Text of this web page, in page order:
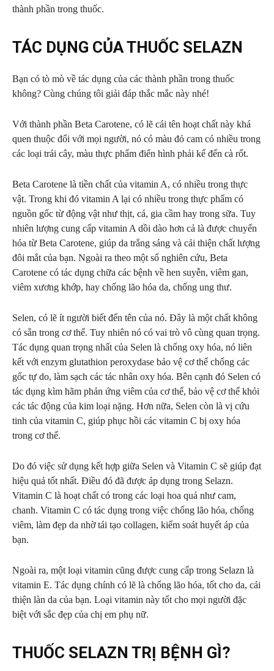
thành phần trong thuốc.
TÁC DỤNG CỦA THUỐC SELAZN
Bạn có tò mò về tác dụng của các thành phần trong thuốc
không? Cùng chúng tôi giải đáp thắc mắc này nhé!
Với thành phần Beta Carotene, có lẽ cái tên hoạt chất này khá
quen thuộc đối với mọi người, nó có màu đỏ cam có nhiều trong
các loại trái cây, màu thực phẩm điển hình phải kể đến cà rốt.
Beta Carotene là tiền chất của vitamin A, có nhiều trong thực
vật. Trong khi đó vitamin A lại có nhiều trong thực phẩm có
nguồn gốc từ động vật như thịt, cá, gia cầm hay trong sữa. Tuy
nhiên lượng cung cấp vitamin A dồi dào hơn cả là được chuyển
hóa từ Beta Carotene, giúp da trắng sáng và cải thiện chất lượng
đôi mắt của bạn. Ngoài ra theo một số nghiên cứu, Beta
Carotene có tác dụng chữa các bệnh về hen suyễn, viêm gan,
viêm xương khớp, hay chống lão hóa da, chống ung thư.
Selen, có lẽ ít người biết đến tên của nó. Đây là một chất không
có sẵn trong cơ thể. Tuy nhiên nó có vai trò vô cùng quan trọng.
Tác dụng quan trọng nhất của Selen là chống oxy hóa, nó liên
kết với enzym glutathion peroxydase bảo vệ cơ thể chống các
gốc tự do, làm sạch các tác nhân oxy hóa. Bên cạnh đó Selen có
tác dụng kìm hãm phản ứng viêm của cơ thể, bảo vệ cơ thể khỏi
các tác động của kim loại nặng. Hơn nữa, Selen còn là vị cứu
tinh của vitamin C, giúp phục hồi các vitamin C bị oxy hóa
trong cơ thể.
Do đó việc sử dụng kết hợp giữa Selen và Vitamin C sẽ giúp đạt
hiệu quả tốt nhất. Điều đó đã được áp dụng trong Selazn.
Vitamin C là hoạt chất có trong các loại hoa quả như cam,
chanh. Vitamin C có tác dụng trong việc chống lão hóa, chống
viêm, làm đẹp da nhờ tái tạo collagen, kiểm soát huyết áp của
bạn.
Ngoài ra, một loại vitamin cũng được cung cấp trong Selazn là
vitamin E. Tác dụng chính có lẽ là chống lão hóa, tốt cho da, cải
thiện làn da của bạn. Loại vitamin này tốt cho mọi người đặc
biệt với sắc đẹp của chị em phụ nữ.
THUỐC SELAZN TRỊ BỆNH GÌ?